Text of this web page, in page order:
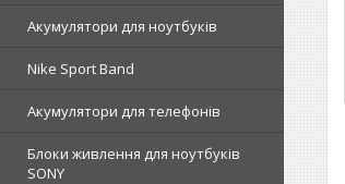
Акумулятори для ноутбуків
Nike Sport Band
Акумулятори для телефонів
Блоки живлення для ноутбуків
SONY